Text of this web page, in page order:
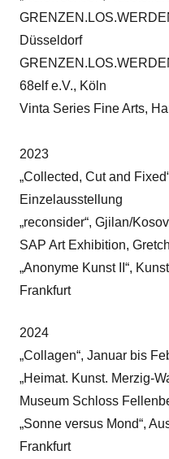
Düsseldorf
68elf e.V., Köln
Vinta Series Fine Arts,
2023
„Collected, Cut and
Einzelausstellung
„reconsider“, Gjilan/
SAP Art Exhibition,
„Anonyme Kunst II“,
Frankfurt
2024
„Collagen“, Januar bis
„Heimat. Kunst. Merzig-
Museum Schloss
„Sonne versus Mond“,
Frankfurt